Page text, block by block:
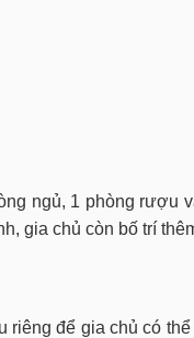
ngủ, 1 phòng rượu
gia chủ còn bố trí
để gia chủ có